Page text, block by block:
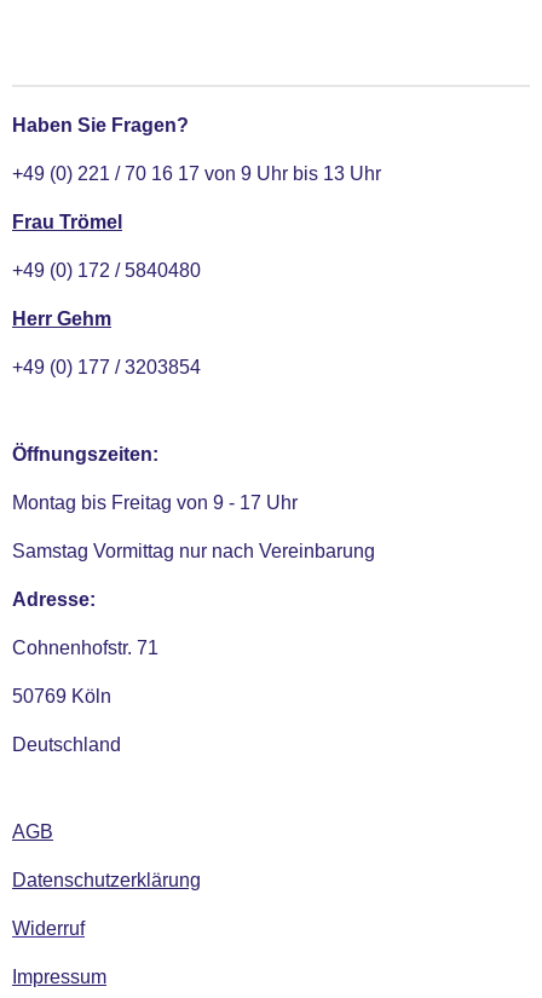
n
n
n
n
Haben Sie Fragen?
+49 (0) 221 / 70 16 17 von 9 Uhr bis 13 Uhr
Frau Trömel
+49 (0) 172 / 5840480
Herr Gehm
+49 (0) 177 / 3203854
Öffnungszeiten:
Montag bis Freitag von 9 - 17 Uhr
Samstag Vormittag nur nach Vereinbarung
Adresse:
Cohnenhofstr. 71
50769 Köln
Deutschland
AGB
Datenschutzerklärung
Widerruf
Impressum